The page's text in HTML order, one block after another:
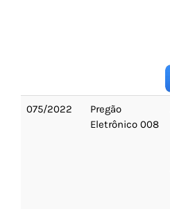
075/2022
Pregão
Eletrônico 008